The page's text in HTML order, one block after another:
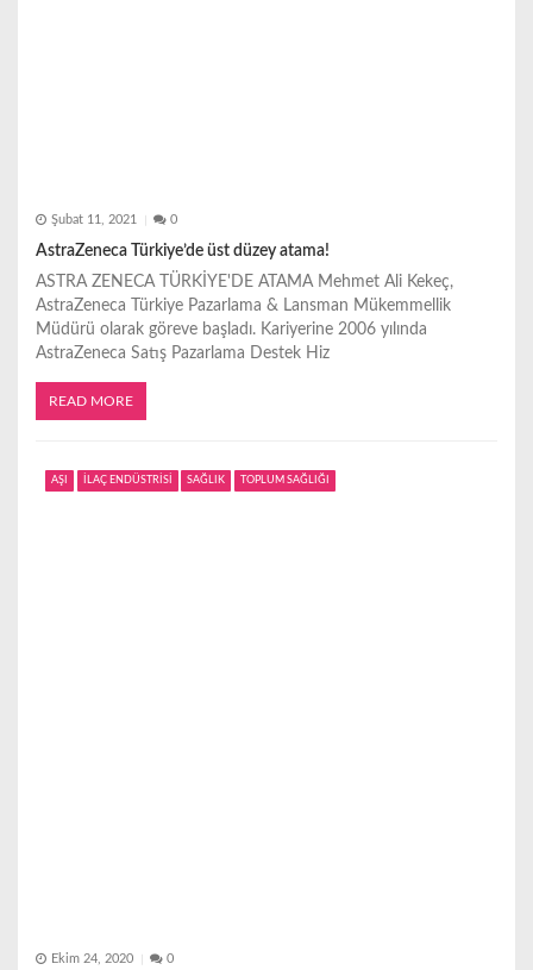
Şubat 11, 2021 0
AstraZeneca Türkiye’de üst düzey atama!
ASTRA ZENECA TÜRKİYE'DE ATAMA Mehmet Ali Kekeç,
AstraZeneca Türkiye Pazarlama & Lansman Mükemmellik
Müdürü olarak göreve başladı. Kariyerine 2006 yılında
AstraZeneca Satış Pazarlama Destek Hiz
READ MORE
AŞI İLAÇ ENDÜSTRİSİ SAĞLIK TOPLUM SAĞLIĞI
Ekim 24, 2020 0